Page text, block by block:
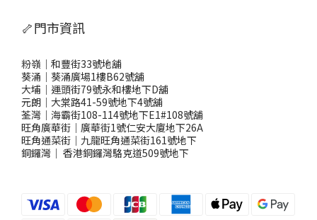
🦴門市資訊
粉嶺｜和豐街33號地舖
葵涌｜葵涌廣場1樓B62號舖
大埔｜運頭街79號永和樓地下D舖
元朗｜大棠路41-59號地下4號舖
荃灣｜海霸街108-114號地下E1#108號舖
旺角廣華街｜廣華街1號仁安大廈地下26A
旺角通菜街｜九龍旺角通菜街161號地下
銅鑼灣 ｜ 香港銅鑼灣駱克道509號地下